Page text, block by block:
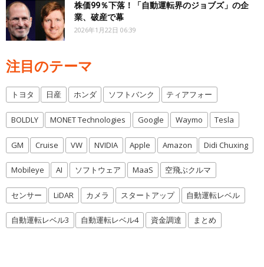
株価99％下落！「自動運転界のジョブズ」の企
業、破産で幕
2026年1月22日 06:39
注目のテーマ
トヨタ 日産 ホンダ ソフトバンク ティアフォー
BOLDLY MONET Technologies Google Waymo Tesla
GM Cruise VW NVIDIA Apple Amazon Didi Chuxing
Mobileye AI ソフトウェア MaaS 空飛ぶクルマ
センサー LiDAR カメラ スタートアップ 自動運転レベル
自動運転レベル3 自動運転レベル4 資金調達 まとめ